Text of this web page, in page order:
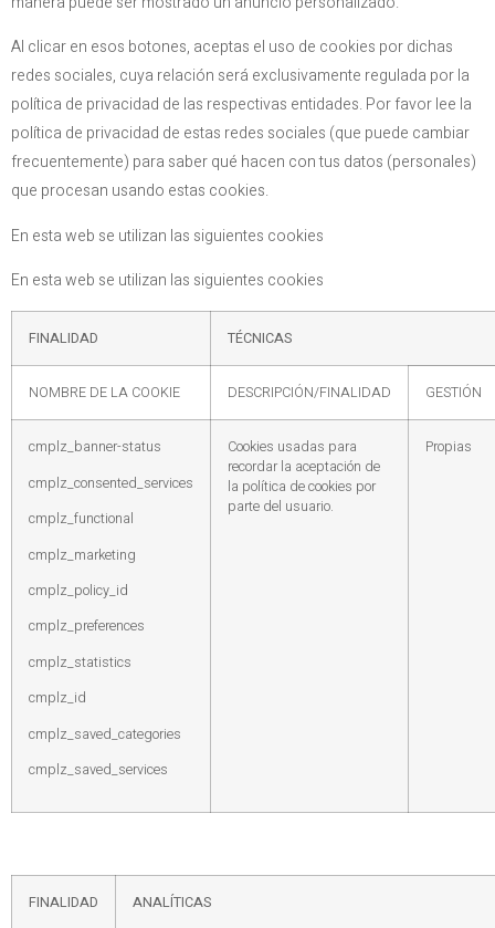
Al clicar en esos botones, aceptas el uso de cookies por dichas
redes sociales, cuya relación será exclusivamente regulada por la
política de privacidad de las respectivas entidades. Por favor lee la
política de privacidad de estas redes sociales (que puede cambiar
frecuentemente) para saber qué hacen con tus datos (personales)
que procesan usando estas cookies.
En esta web se utilizan las siguientes cookies
En esta web se utilizan las siguientes cookies
FINALIDAD TÉCNICAS
NOMBRE DE LA COOKIE DESCRIPCIÓN/FINALIDAD GESTIÓN
cmplz_banner-status
cmplz_consented_services
cmplz_functional
cmplz_marketing
cmplz_policy_id
cmplz_preferences
cmplz_statistics
cmplz_id
cmplz_saved_categories
cmplz_saved_services
Cookies usadas para
recordar la aceptación de
la política de cookies por
parte del usuario.
Propias
FINALIDAD ANALÍTICAS